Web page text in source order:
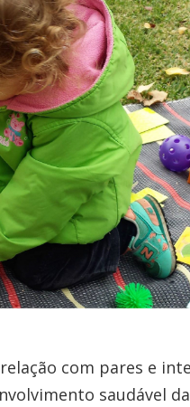
com pares e
saudável